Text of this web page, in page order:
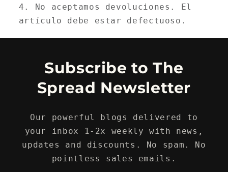
No aceptamos devoluciones. El
artículo debe estar defectuoso.
Subscribe to The
Spread Newsletter
Our powerful blogs delivered to
your inbox 1-2x weekly with news,
updates and discounts. No spam. No
pointless sales emails.